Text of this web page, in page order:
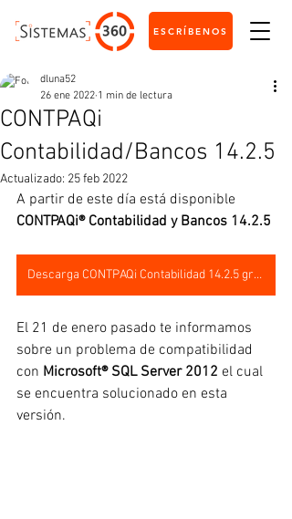
ESCRÍBENOS
CONTPAQi
Contabilidad/Bancos 14.2.5
dluna52
26 ene 2022 1 min de lectura
Actualizado: 25 feb 2022
A partir de este día está disponible
CONTPAQi® Contabilidad y Bancos 14.2.5
Descarga CONTPAQi Contabilidad 14.2.5 gratis
El 21 de enero pasado te informamos
sobre un problema de compatibilidad
con Microsoft® SQL Server 2012 el cual
se encuentra solucionado en esta
versión.